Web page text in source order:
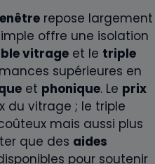
repose largement
offre une isolation
vitrage et le triple
supérieures en
et phonique. Le prix
du vitrage ; le triple
mais aussi plus
que des aides
pour soutenir